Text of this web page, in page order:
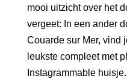
mooi uitzicht over het
vergeet: In een ander
Couarde sur Mer, vind
leukste compleet met
Instagrammable huisje.